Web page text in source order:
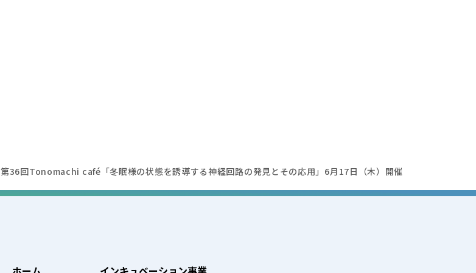
第36回Tonomachi café「冬眠様の状態を誘導する神経回路の発見とその応用」6月17日（木）開催